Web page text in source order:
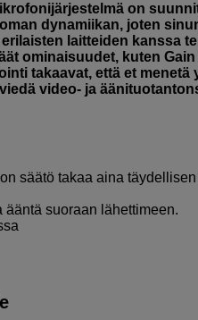
on
dynamiikan, joten
laitteiden kanssa
ominaisuudet, kuten
takaavat, että et menetä
video- ja
säätö takaa aina
suoraan lähettimeen.